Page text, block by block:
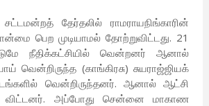
தேர்தலில் ராமராயநிங்காரின்
பெற முடியாமல் தோற்றுவிட்டது. 21
நீதிக்கட்சியில் வென்றனர் ஆனால்
வென்றிருந்த (காங்கிரசு) சுயராஜ்ஜியக்
வென்றிருந்தனர். ஆனால் ஆட்சி
விட்டனர். அப்போது சென்னை மாகாண